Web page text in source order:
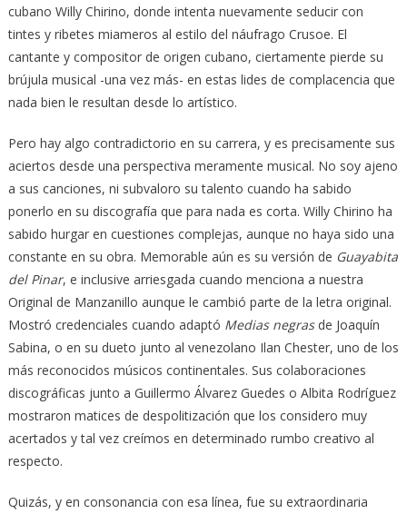
cubano Willy Chirino, donde intenta nuevamente seducir con
tintes y ribetes miameros al estilo del náufrago Crusoe. El
cantante y compositor de origen cubano, ciertamente pierde su
brújula musical -una vez más- en estas lides de complacencia que
nada bien le resultan desde lo artístico.
Pero hay algo contradictorio en su carrera, y es precisamente sus
aciertos desde una perspectiva meramente musical. No soy ajeno
a sus canciones, ni subvaloro su talento cuando ha sabido
ponerlo en su discografía que para nada es corta. Willy Chirino ha
sabido hurgar en cuestiones complejas, aunque no haya sido una
constante en su obra. Memorable aún es su versión de Guayabita
del Pinar, e inclusive arriesgada cuando menciona a nuestra
Original de Manzanillo aunque le cambió parte de la letra original.
Mostró credenciales cuando adaptó Medias negras de Joaquín
Sabina, o en su dueto junto al venezolano Ilan Chester, uno de los
más reconocidos músicos continentales. Sus colaboraciones
discográficas junto a Guillermo Álvarez Guedes o Albita Rodríguez
mostraron matices de despolitización que los considero muy
acertados y tal vez creímos en determinado rumbo creativo al
respecto.
Quizás, y en consonancia con esa línea, fue su extraordinaria